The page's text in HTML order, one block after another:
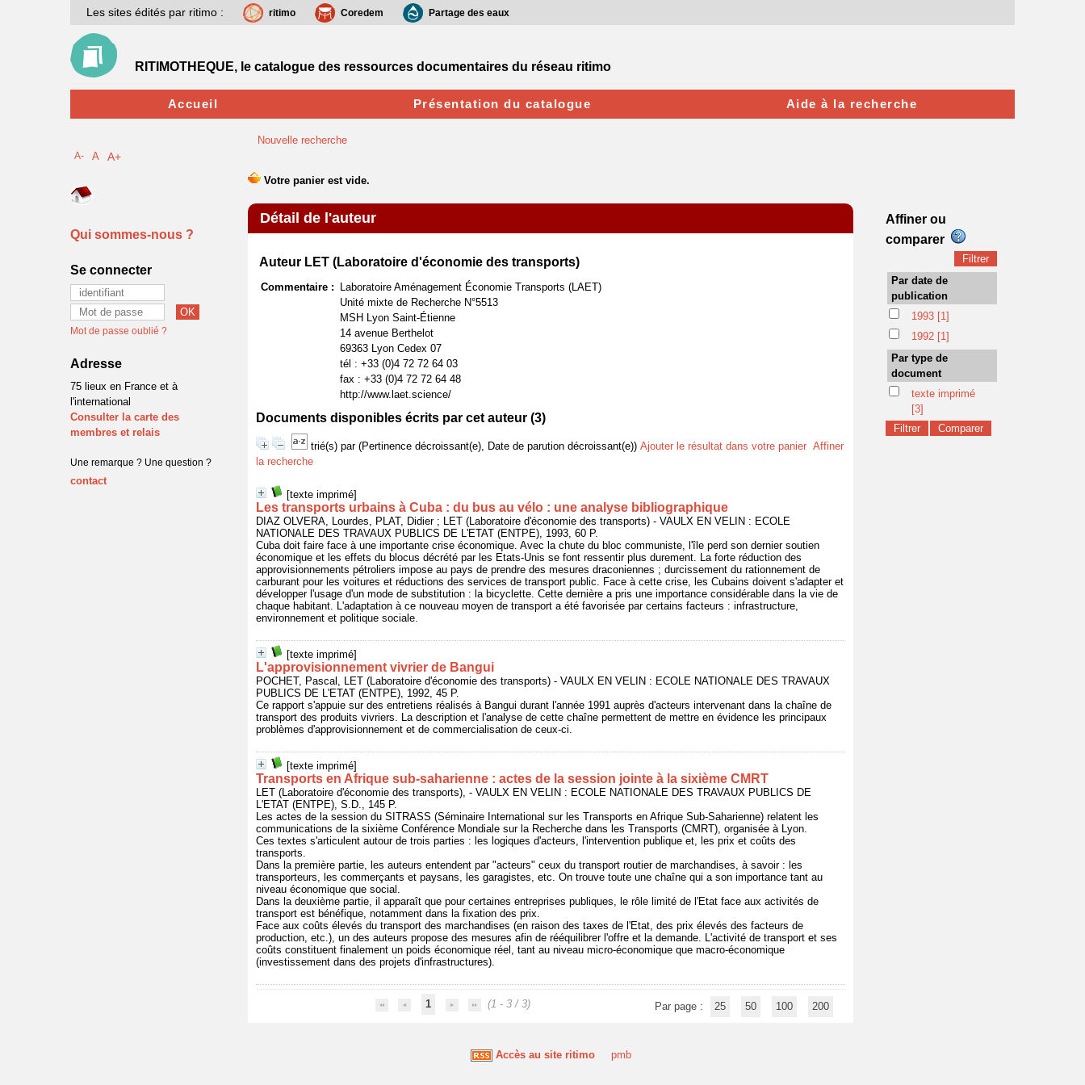
Nouvelle recherche
Détail de l'auteur
Auteur LET (Laboratoire d'économie des transports)
Commentaire :
Laboratoire Aménagement Économie Transports (LAET)
Unité mixte de Recherche N°5513
MSH Lyon Saint-Étienne
14 avenue Berthelot
69363 Lyon Cedex 07
tél : +33 (0)4 72 72 64 03
fax : +33 (0)4 72 72 64 48
http://www.laet.science/
Documents disponibles écrits par cet auteur (3)
trié(s) par (Pertinence décroissant(e), Date de parution décroissant(e)) Ajouter le résultat dans votre panier Affiner
la recherche
[texte imprimé]
Les transports urbains à Cuba : du bus au vélo : une analyse bibliographique
DIAZ OLVERA, Lourdes, PLAT, Didier ; LET (Laboratoire d'économie des transports) - VAULX EN VELIN : ECOLE
NATIONALE DES TRAVAUX PUBLICS DE L'ETAT (ENTPE), 1993, 60 P.
Cuba doit faire face à une importante crise économique. Avec la chute du bloc communiste, l'île perd son dernier soutien
économique et les effets du blocus décrété par les Etats-Unis se font ressentir plus durement. La forte réduction des
approvisionnements pétroliers impose au pays de prendre des mesures draconiennes ; durcissement du rationnement de
carburant pour les voitures et réductions des services de transport public. Face à cette crise, les Cubains doivent s'adapter et
développer l'usage d'un mode de substitution : la bicyclette. Cette dernière a pris une importance considérable dans la vie de
chaque habitant. L'adaptation à ce nouveau moyen de transport a été favorisée par certains facteurs : infrastructure,
environnement et politique sociale.
[texte imprimé]
L'approvisionnement vivrier de Bangui
POCHET, Pascal, LET (Laboratoire d'économie des transports) - VAULX EN VELIN : ECOLE NATIONALE DES TRAVAUX
PUBLICS DE L'ETAT (ENTPE), 1992, 45 P.
Ce rapport s'appuie sur des entretiens réalisés à Bangui durant l'année 1991 auprès d'acteurs intervenant dans la chaîne de
transport des produits vivriers. La description et l'analyse de cette chaîne permettent de mettre en évidence les principaux
problèmes d'approvisionnement et de commercialisation de ceux-ci.
[texte imprimé]
Transports en Afrique sub-saharienne : actes de la session jointe à la sixième CMRT
LET (Laboratoire d'économie des transports), - VAULX EN VELIN : ECOLE NATIONALE DES TRAVAUX PUBLICS DE
L'ETAT (ENTPE), S.D., 145 P.
Les actes de la session du SITRASS (Séminaire International sur les Transports en Afrique Sub-Saharienne) relatent les
communications de la sixième Conférence Mondiale sur la Recherche dans les Transports (CMRT), organisée à Lyon.
Ces textes s'articulent autour de trois parties : les logiques d'acteurs, l'intervention publique et, les prix et coûts des
transports.
Dans la première partie, les auteurs entendent par "acteurs" ceux du transport routier de marchandises, à savoir : les
transporteurs, les commerçants et paysans, les garagistes, etc. On trouve toute une chaîne qui a son importance tant au
niveau économique que social.
Dans la deuxième partie, il apparaît que pour certaines entreprises publiques, le rôle limité de l'Etat face aux activités de
transport est bénéfique, notamment dans la fixation des prix.
Face aux coûts élevés du transport des marchandises (en raison des taxes de l'Etat, des prix élevés des facteurs de
production, etc.), un des auteurs propose des mesures afin de rééquilibrer l'offre et la demande. L'activité de transport et ses
coûts constituent finalement un poids économique réel, tant au niveau micro-économique que macro-économique
(investissement dans des projets d'infrastructures).
1 (1 - 3 / 3) Par page : 25 50 100 200
Accès au site ritimo pmb
Les sites édités par ritimo : ritimo Coredem Partage des eaux
RITIMOTHEQUE, le catalogue des ressources documentaires du réseau ritimo
Accueil Présentation du catalogue Aide à la recherche
A- A A+
Qui sommes-nous ?
Se connecter
Mot de passe oublié ?
Adresse
75 lieux en France et à
l'international
Consulter la carte des
membres et relais
Une remarque ? Une question ?
contact
Affiner ou
comparer
Par date de
publication
1993 [1]
1992 [1]
Par type de
document
texte imprimé
[3]